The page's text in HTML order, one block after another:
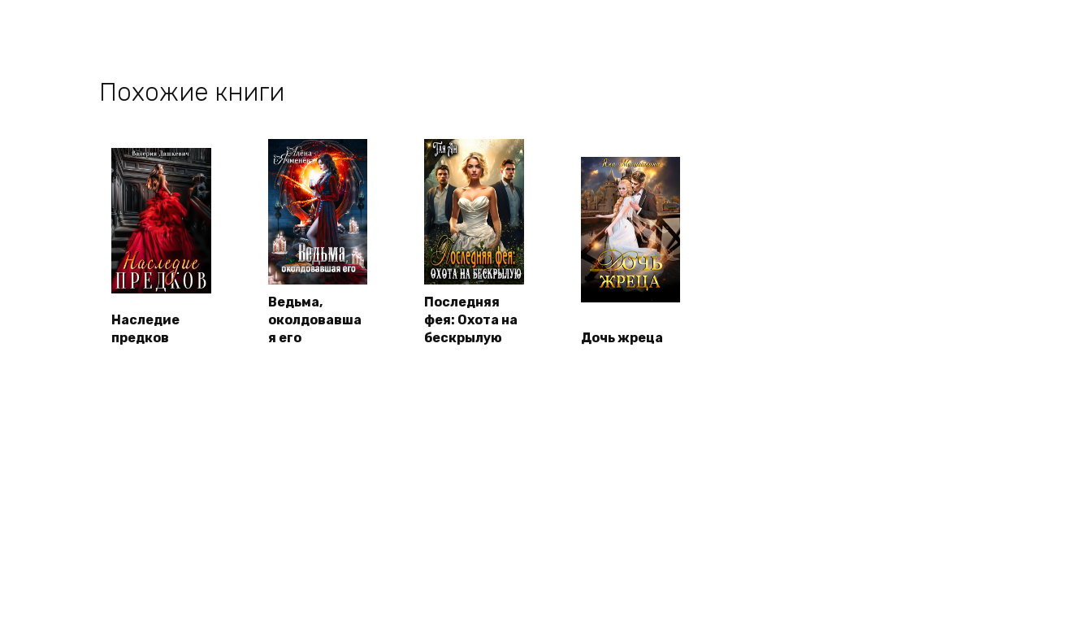
Похожие книги
Наследие
предков
Ведьма,
околдовавша
я его
Последняя
фея: Охота на
бескрылую
Дочь жреца